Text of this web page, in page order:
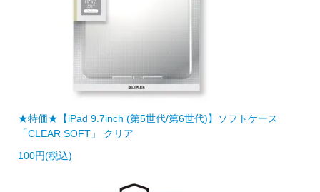
★特価★【iPad 9.7inch (第5世代/第6世代)】ソフトケース
「CLEAR SOFT」 クリア
100円(税込)